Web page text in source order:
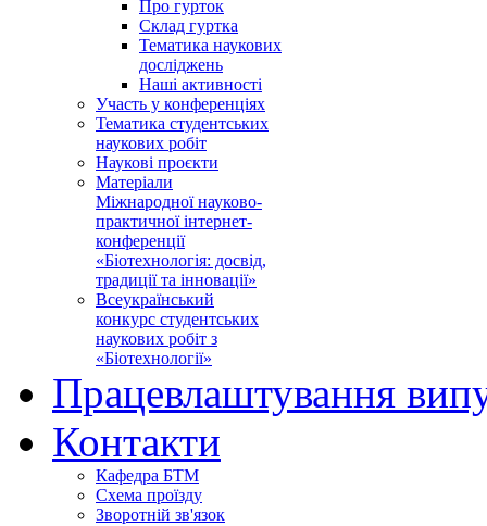
Про гурток
Склад гуртка
Тематика наукових
досліджень
Наші активності
Участь у конференціях
Тематика студентських
наукових робіт
Наукові проєкти
Матеріали
Міжнародної науково-
практичної інтернет-
конференції
«Біотехнологія: досвід,
традиції та інновації»
Всеукраїнський
конкурс студентських
наукових робіт з
«Біотехнології»
Працевлаштування
Контакти
Кафедра БТМ
Схема проїзду
Зворотній зв'язок